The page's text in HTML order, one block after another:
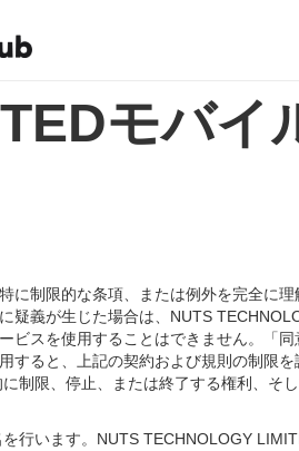
モバイ
制限的な条項、または例外を完全に
義が生じた場合は、NUTS
スを使用することはできません。「
ると、上記の契約および規則の制限
限、停止、または終了する権利、そ
行います。NUTS TECHNOLOGY